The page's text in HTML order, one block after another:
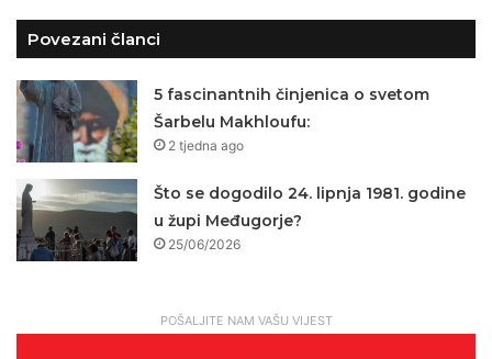
Povezani članci
5 fascinantnih činjenica o svetom
Šarbelu Makhloufu:
2 tjedna ago
Što se dogodilo 24. lipnja 1981. godine
u župi Međugorje?
25/06/2026
POŠALJITE NAM VAŠU VIJEST